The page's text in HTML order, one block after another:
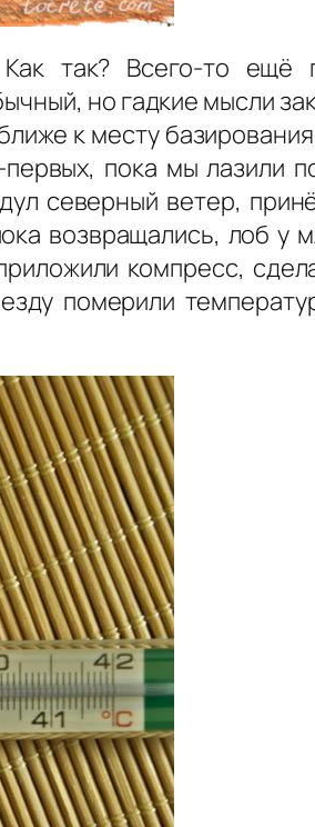
так? Всего-то ещё
но гадкие мысли
к месту
пока мы лазили
северный ветер,
возвращались, лоб у
компресс,
померили